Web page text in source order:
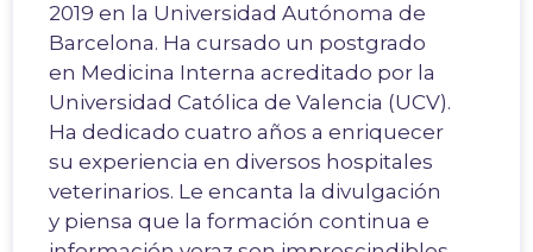
2019 en la Universidad Autónoma de
Barcelona. Ha cursado un postgrado
en Medicina Interna acreditado por la
Universidad Católica de Valencia (UCV).
Ha dedicado cuatro años a enriquecer
su experiencia en diversos hospitales
veterinarios. Le encanta la divulgación
y piensa que la formación continua e